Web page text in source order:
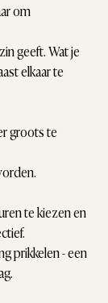
om
geeft. Wat je
elkaar te
groots te
te kiezen en
prikkelen - een